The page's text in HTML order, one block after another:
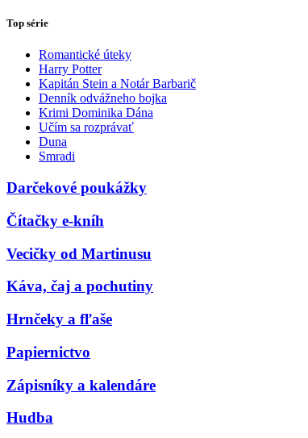
Top série
Romantické úteky
Harry Potter
Kapitán Stein a Notár Barbarič
Denník odvážneho bojka
Krimi Dominika Dána
Učím sa rozprávať
Duna
Smradi
Darčekové poukážky
Čítačky e-kníh
Vecičky od Martinusu
Káva, čaj a pochutiny
Hrnčeky a fľaše
Papiernictvo
Zápisníky a kalendáre
Hudba